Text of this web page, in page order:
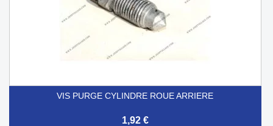
VIS PURGE CYLINDRE ROUE ARRIERE
1,92 €